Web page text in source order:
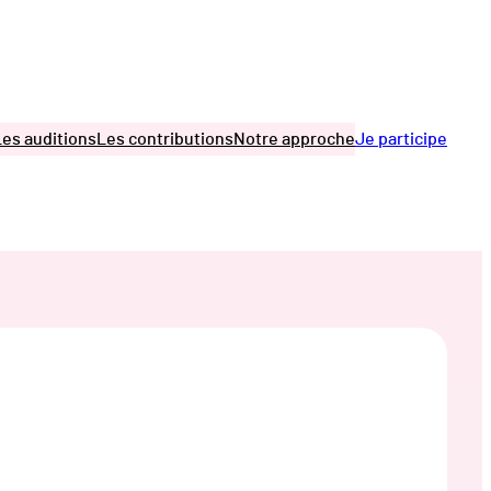
auditions Les contributionsNotre approcheJe participe